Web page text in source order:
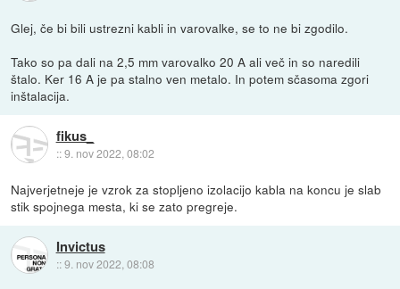
Glej, če bi bili ustrezni kabli in varovalke, se to ne bi zgodilo.
Tako so pa dali na 2,5 mm varovalko 20 A ali več in so naredili
štalo. Ker 16 A je pa stalno ven metalo. In potem sčasoma zgori
inštalacija.
fikus_
::9. nov 2022, 08:02
Najverjetneje je vzrok za stopljeno izolacijo kabla na koncu je slab
stik spojnega mesta, ki se zato pregreje.
Invictus
::9. nov 2022, 08:08